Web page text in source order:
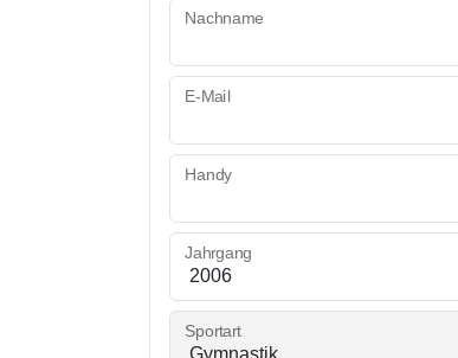
Nachname
E-Mail
Handy
Jahrgang
Sportart